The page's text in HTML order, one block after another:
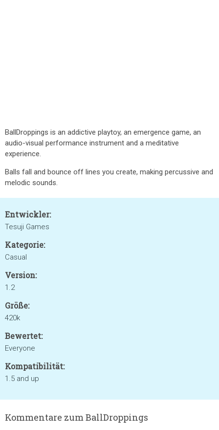
BallDroppings is an addictive playtoy, an emergence game, an
audio-visual performance instrument and a meditative
experience.
Balls fall and bounce off lines you create, making percussive and
melodic sounds.
Entwickler:
Tesuji Games
Kategorie:
Casual
Version:
1.2
Größe:
420k
Bewertet:
Everyone
Kompatibilität:
1.5 and up
Kommentare zum BallDroppings